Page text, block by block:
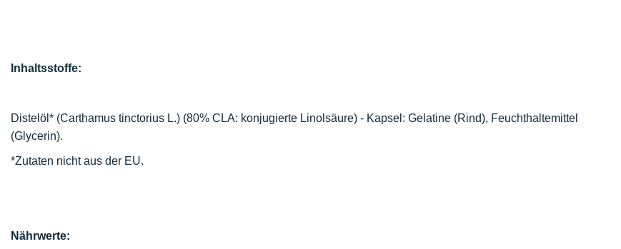
Inhaltsstoffe:
Distelöl* (Carthamus tinctorius L.) (80% CLA: konjugierte Linolsäure) - Kapsel: Gelatine (Rind), Feuchthaltemittel
(Glycerin).
*Zutaten nicht aus der EU.
Nährwerte: